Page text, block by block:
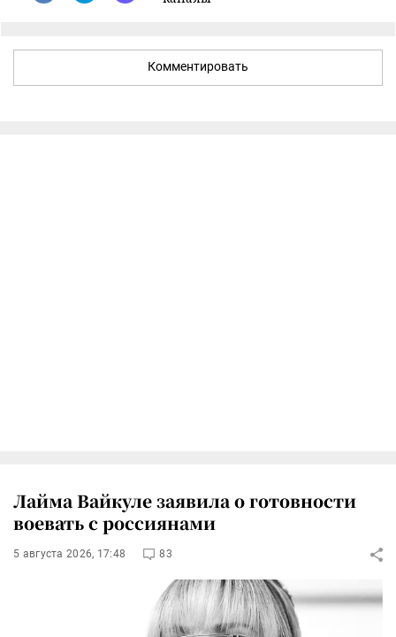
Комментировать
Лайма Вайкуле заявила о готовности
воевать с россиянами
5 августа 2026, 17:48 83